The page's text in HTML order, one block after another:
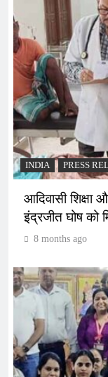
INDIA PRESS
आदिवासी शिक्षा
इंद्रजीत घोष को
8 months ago